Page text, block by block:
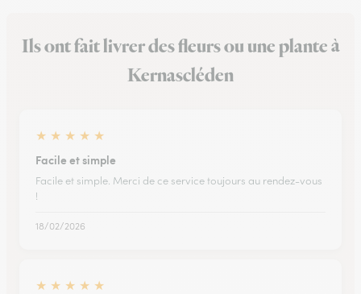
Ils ont fait livrer des fleurs ou une plante à
Kernascléden
★ ★ ★ ★ ★
Facile et simple
Facile et simple. Merci de ce service toujours au rendez-vous
!
18/02/2026
★ ★ ★ ★ ★